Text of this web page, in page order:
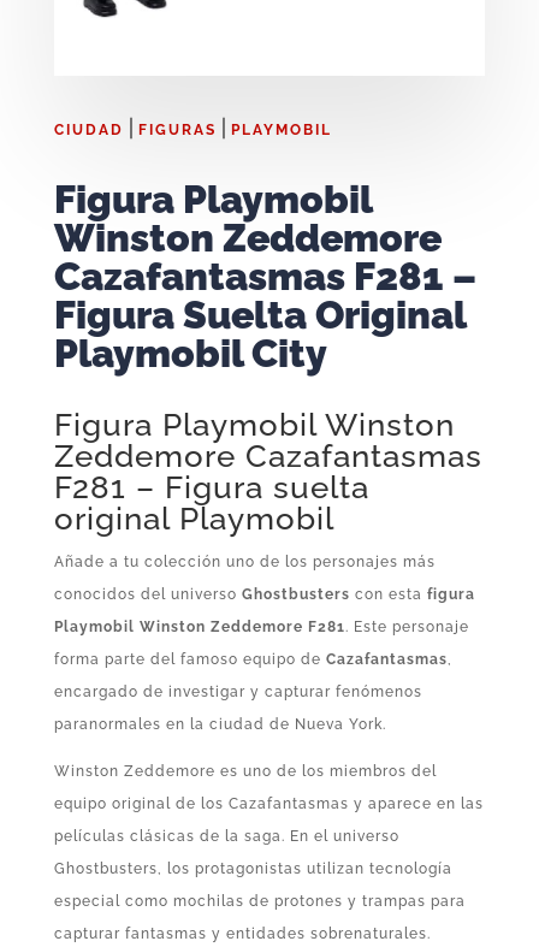
CIUDAD FIGURAS PLAYMOBIL
Figura Playmobil
Winston Zeddemore
Cazafantasmas F281 –
Figura Suelta Original
Playmobil City
Figura Playmobil Winston
Zeddemore Cazafantasmas
F281 – Figura suelta
original Playmobil
Añade a tu colección uno de los personajes más
conocidos del universo Ghostbusters con esta figura
Playmobil Winston Zeddemore F281. Este personaje
forma parte del famoso equipo de Cazafantasmas,
encargado de investigar y capturar fenómenos
paranormales en la ciudad de Nueva York.
Winston Zeddemore es uno de los miembros del
equipo original de los Cazafantasmas y aparece en las
películas clásicas de la saga. En el universo
Ghostbusters, los protagonistas utilizan tecnología
especial como mochilas de protones y trampas para
capturar fantasmas y entidades sobrenaturales.